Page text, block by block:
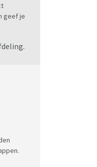
geef je